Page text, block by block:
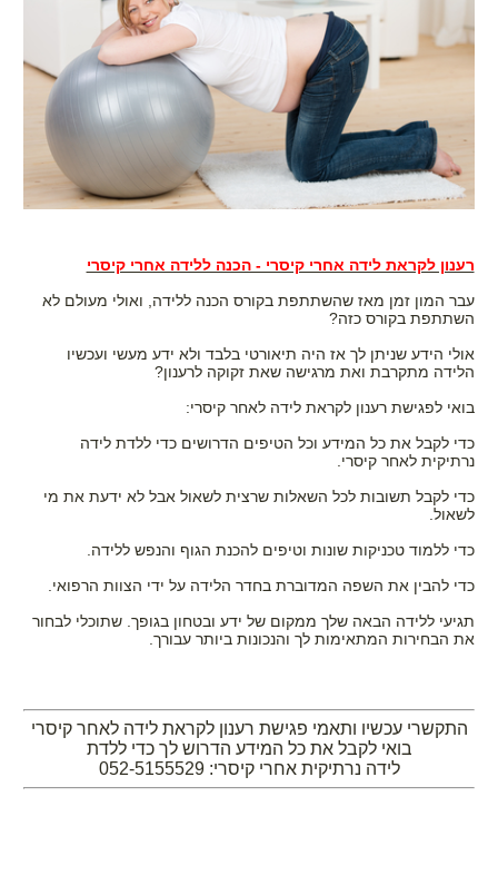
רענון לקראת לידה אחרי קיסרי - הכנה ללידה אחרי קיסרי
עבר המון זמן מאז שהשתתפת בקורס הכנה ללידה, ואולי מעולם לא
השתתפת בקורס כזה?
אולי הידע שניתן לך אז היה תיאורטי בלבד ולא ידע מעשי ועכשיו
הלידה מתקרבת ואת מרגישה שאת זקוקה לרענון?
בואי לפגישת רענון לקראת לידה לאחר קיסרי:
כדי לקבל את כל המידע וכל הטיפים הדרושים כדי ללדת לידה
נרתיקית לאחר קיסרי.
כדי לקבל תשובות לכל השאלות שרצית לשאול אבל לא ידעת את מי
לשאול.
כדי ללמוד טכניקות שונות וטיפים להכנת הגוף והנפש ללידה.
כדי להבין את השפה המדוברת בחדר הלידה על ידי הצוות הרפואי.
תגיעי ללידה הבאה שלך ממקום של ידע ובטחון בגופך. שתוכלי לבחור
את הבחירות המתאימות לך והנכונות ביותר עבורך.
התקשרי עכשיו ותאמי פגישת רענון לקראת לידה לאחר קיסרי
בואי לקבל את כל המידע הדרוש לך כדי ללדת
לידה נרתיקית אחרי קיסרי: 052-5155529